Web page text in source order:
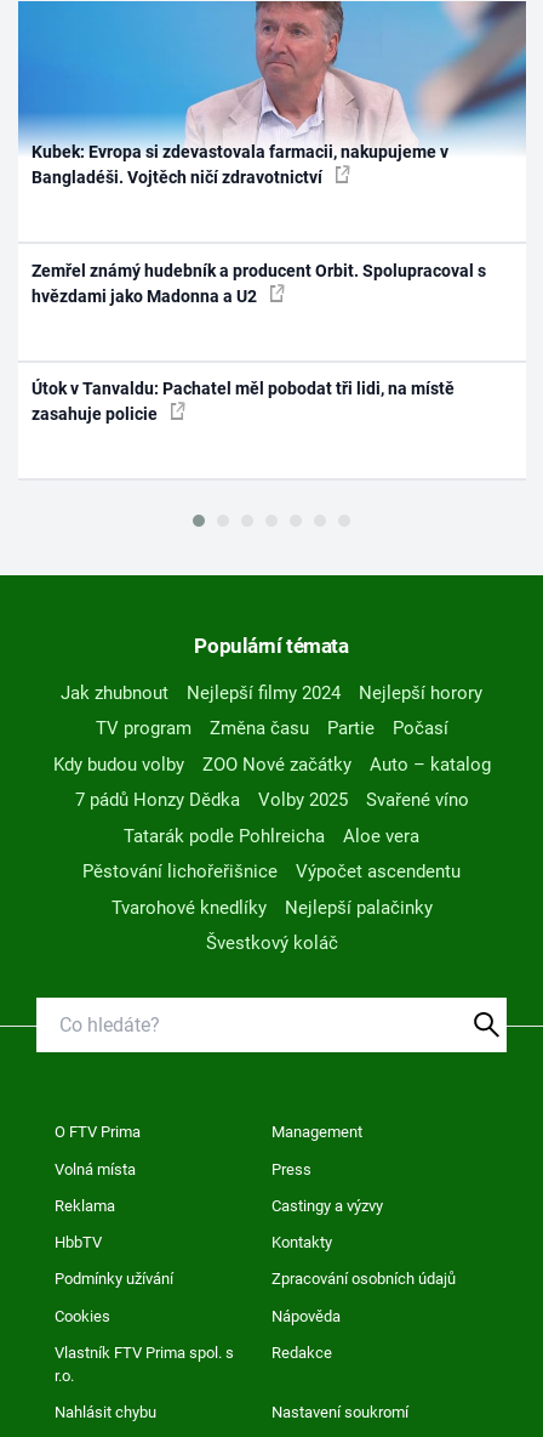
Kubek: Evropa si zdevastovala farmacii, nakupujeme v
Bangladéši. Vojtěch ničí zdravotnictví
Zemřel známý hudebník a producent Orbit. Spolupracoval s
hvězdami jako Madonna a U2
Útok v Tanvaldu: Pachatel měl pobodat tři lidi, na místě
zasahuje policie
Populární témata
Jak zhubnout Nejlepší filmy 2024
Nejlepší horory
TV program
Změna času Partie
Počasí
Kdy budou volby
ZOO Nové začátky
Auto – katalog
7 pádů Honzy Dědka
Volby 2025
Svařené víno
Tatarák podle Pohlreicha
Aloe vera
Pěstování lichořeřišnice
Výpočet ascendentu
Tvarohové knedlíky
Nejlepší palačinky
Švestkový koláč
O FTV Prima Management
Volná místa Press
Reklama Castingy a výzvy
HbbTV Kontakty
Podmínky užívání Zpracování osobních údajů
Cookies Nápověda
Vlastník FTV Prima spol. s
r.o.
Redakce
Nahlásit chybu Nastavení soukromí